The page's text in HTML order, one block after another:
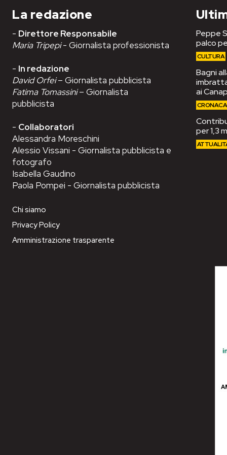
La redazione
- Direttore Responsabile
Maria Tripepi- Giornalista professionista
- In redazione
David Orfei– Giornalista pubblicista
Fatima Tomassini– Giornalista
pubblicista
- Collaboratori
Alessandra Moreschini
Alessio Vissani - Giornalista pubblicista e
fotografo
Isabella Gaudino
Paola Pompei - Giornalista pubblicista
Chi siamo
Privacy Policy
Amministrazione trasparente
Peppe
palco
CULTURA
Bagni
ai
CRONACA
per 1,3